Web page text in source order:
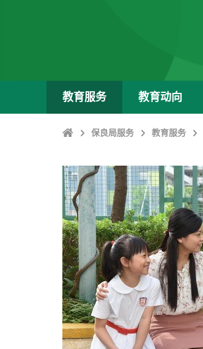
教育服务 教育动向
Home保良局服务 教育服务